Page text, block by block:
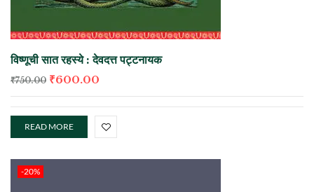
विष्णूची सात रहस्ये : देवदत्त पट्टनायक
₹750.00 ₹600.00
READ MORE
-20%